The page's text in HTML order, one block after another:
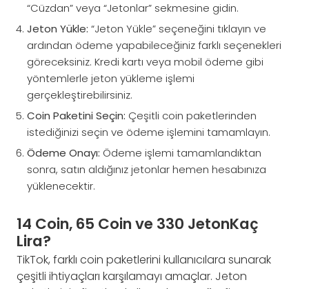
“Cüzdan” veya “Jetonlar” sekmesine gidin.
Jeton Yükle: “Jeton Yükle” seçeneğini tıklayın ve
ardından ödeme yapabileceğiniz farklı seçenekleri
göreceksiniz. Kredi kartı veya mobil ödeme gibi
yöntemlerle jeton yükleme işlemi
gerçekleştirebilirsiniz.
Coin Paketini Seçin: Çeşitli coin paketlerinden
istediğinizi seçin ve ödeme işlemini tamamlayın.
Ödeme Onayı: Ödeme işlemi tamamlandıktan
sonra, satın aldığınız jetonlar hemen hesabınıza
yüklenecektir.
14 Coin, 65 Coin ve 330 JetonKaç
Lira?
TikTok, farklı coin paketlerini kullanıcılara sunarak
çeşitli ihtiyaçları karşılamayı amaçlar. Jeton